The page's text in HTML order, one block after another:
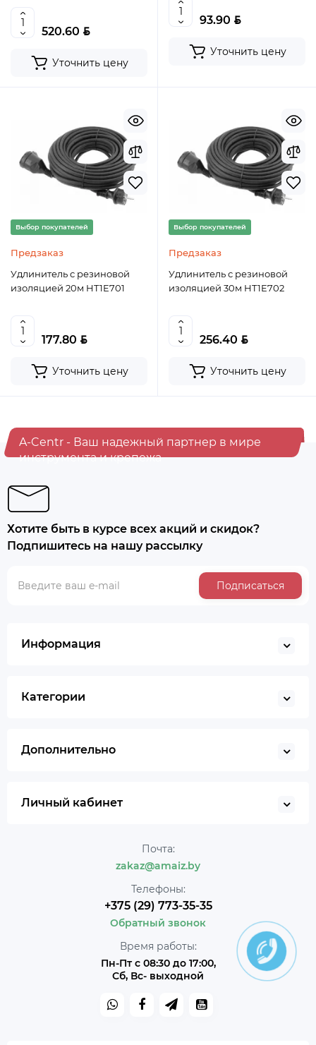
520.60 BYN
Уточнить цену
93.90 BYN
Уточнить цену
Выбор покупателей
Предзаказ
Удлинитель с резиновой
изоляцией 20м HT1E701
177.80 BYN
Уточнить цену
Выбор покупателей
Предзаказ
Удлинитель с резиновой
изоляцией 30м HT1E702
256.40 BYN
Уточнить цену
A-Centr - Ваш надежный партнер в мире
инструмента и крепежа
Хотите быть в курсе всех акций и скидок?
Подпишитесь на нашу рассылку
Подписаться
Информация
Категории
Дополнительно
Личный кабинет
Почта:
zakaz@amaiz.by
Телефоны:
+375 (29) 773-35-35
Обратный звонок
Время работы:
Пн-Пт с 08:30 до 17:00,
Сб, Вс- выходной